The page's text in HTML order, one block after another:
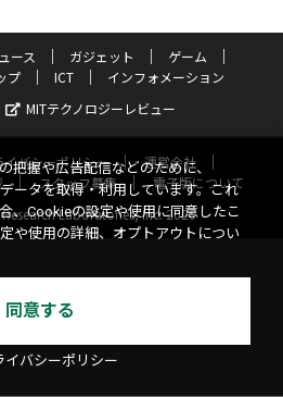
ース ガジェット
ゲーム
プ ICT
インフォメーション
MITテクノロジーレビュー
イバシーポリシー
運営会社
スタッフ募集
電子版について
Research Laboratories, Inc. 2026
把握や広告配信などのために、
ータを取得・利用しています。これ
、Cookieの設定や使用に同意したこ
や使用の詳細、オプトアウトについ
同意する
イバシーポリシー